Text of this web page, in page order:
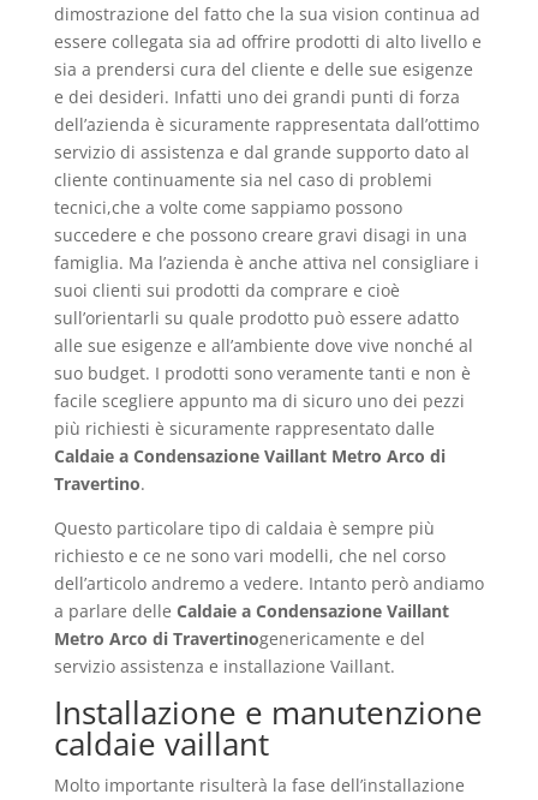
dimostrazione del fatto che la sua vision continua ad
essere collegata sia ad offrire prodotti di alto livello e
sia a prendersi cura del cliente e delle sue esigenze
e dei desideri. Infatti uno dei grandi punti di forza
dell’azienda è sicuramente rappresentata dall’ottimo
servizio di assistenza e dal grande supporto dato al
cliente continuamente sia nel caso di problemi
tecnici,che a volte come sappiamo possono
succedere e che possono creare gravi disagi in una
famiglia. Ma l’azienda è anche attiva nel consigliare i
suoi clienti sui prodotti da comprare e cioè
sull’orientarli su quale prodotto può essere adatto
alle sue esigenze e all’ambiente dove vive nonché al
suo budget. I prodotti sono veramente tanti e non è
facile scegliere appunto ma di sicuro uno dei pezzi
più richiesti è sicuramente rappresentato dalle
Caldaie a Condensazione Vaillant Metro Arco di
Travertino.
Questo particolare tipo di caldaia è sempre più
richiesto e ce ne sono vari modelli, che nel corso
dell’articolo andremo a vedere. Intanto però andiamo
a parlare delle Caldaie a Condensazione Vaillant
Metro Arco di Travertinogenericamente e del
servizio assistenza e installazione Vaillant.
Installazione e manutenzione
caldaie vaillant
Molto importante risulterà la fase dell’installazione